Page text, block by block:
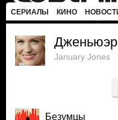
СЕРИАЛЫ КИНО
January Jones
Безумцы